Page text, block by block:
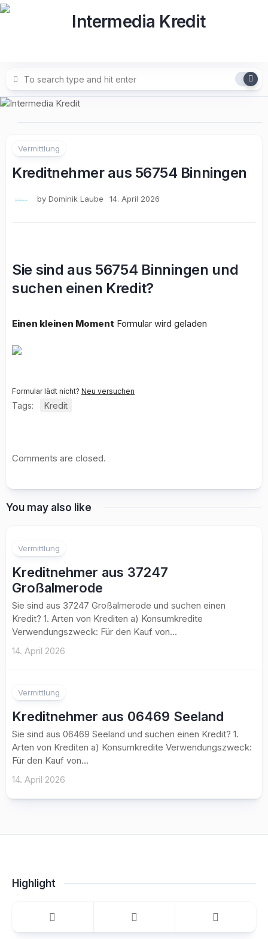
Skip
Vermittlung
Kreditnehmer aus 56754 Binningen
by Dominik Laube 14. April 2026
Sie sind aus 56754 Binningen und
suchen einen Kredit?
Einen kleinen Moment Formular wird geladen
Formular lädt nicht? Neu versuchen
Tags: Kredit
Comments are closed.
You may also like
Vermittlung
Kreditnehmer aus 37247
Großalmerode
Sie sind aus 37247 Großalmerode und suchen einen
Kredit? 1. Arten von Krediten a) Konsumkredite
Verwendungszweck: Für den Kauf von...
14. April 2026
Vermittlung
Kreditnehmer aus 06469 Seeland
Sie sind aus 06469 Seeland und suchen einen Kredit? 1.
Arten von Krediten a) Konsumkredite Verwendungszweck:
Für den Kauf von...
14. April 2026
Highlight